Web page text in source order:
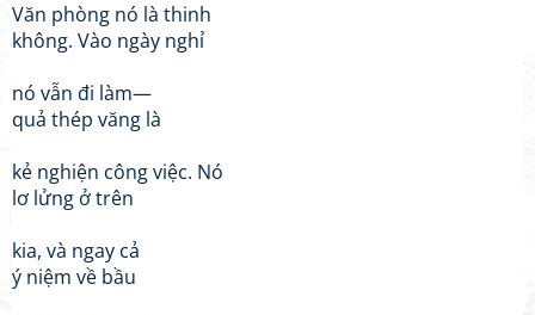
Văn phòng nó là thinh
không. Vào ngày nghỉ
nó vẫn đi làm—
quả thép văng là
kẻ nghiện công việc. Nó
lơ lửng ở trên
kia, và ngay cả
ý niệm về bầu